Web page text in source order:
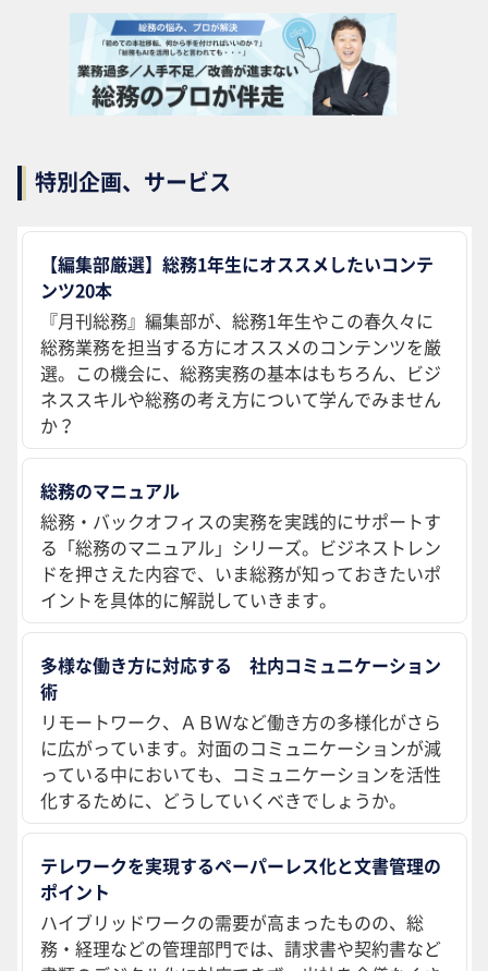
特別企画、サービス
【編集部厳選】総務1年生にオススメしたいコンテ
ンツ20本
『月刊総務』編集部が、総務1年生やこの春久々に
総務業務を担当する方にオススメのコンテンツを厳
選。この機会に、総務実務の基本はもちろん、ビジ
ネススキルや総務の考え方について学んでみません
か？
総務のマニュアル
総務・バックオフィスの実務を実践的にサポートす
る「総務のマニュアル」シリーズ。ビジネストレン
ドを押さえた内容で、いま総務が知っておきたいポ
イントを具体的に解説していきます。
多様な働き方に対応する 社内コミュニケーション
術
リモートワーク、ＡＢＷなど働き方の多様化がさら
に広がっています。対面のコミュニケーションが減
っている中においても、コミュニケーションを活性
化するために、どうしていくべきでしょうか。
テレワークを実現するペーパーレス化と文書管理の
ポイント
ハイブリッドワークの需要が高まったものの、総
務・経理などの管理部門では、請求書や契約書など